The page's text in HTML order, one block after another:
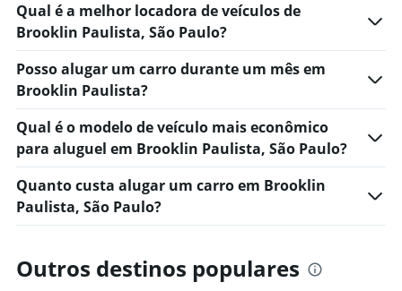
Qual é a melhor locadora de veículos de
Brooklin Paulista, São Paulo?
Posso alugar um carro durante um mês em
Brooklin Paulista?
Qual é o modelo de veículo mais econômico
para aluguel em Brooklin Paulista, São Paulo?
Quanto custa alugar um carro em Brooklin
Paulista, São Paulo?
Outros destinos populares